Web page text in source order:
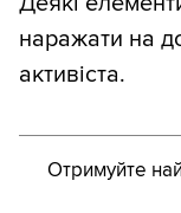
наражати на
активіста.
Отримуйте